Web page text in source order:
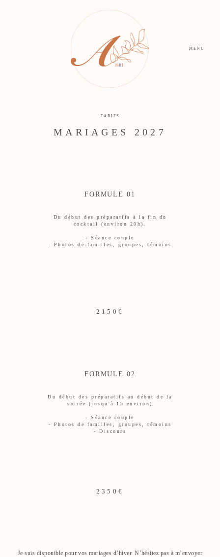
MENU
TARIFS
MARIAGES 2027
FORMULE 01
Du début des préparatifs à la fin du
cocktail (environ 20h).
- Séance couple
- Photos de familles, groupes, témoins
2150€
FORMULE 02
Du début des préparatifs au début de la
soirée (jusqu'à 1h environ)
- Séance couple
- Photos de familles, groupes, témoins
- Discours
2350€
Je suis disponible pour vos mariages d’hiver. N’hésitez pas à m’envoyer